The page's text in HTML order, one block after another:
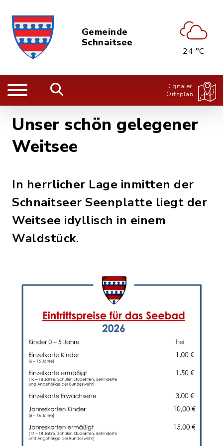
Gemeinde
Schnaitsee
24 °C
Digitaler
Ortsplan
Unser schön gelegener
Weitsee
In herrlicher Lage inmitten der
Schnaitseer Seenplatte liegt der
Weitsee idyllisch in einem
Waldstück.